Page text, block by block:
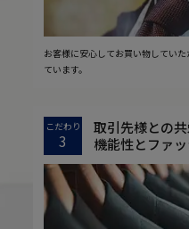
お客様に安心してお買い物してい
ています。
こだわり
3
取引先様との
機能性とファ